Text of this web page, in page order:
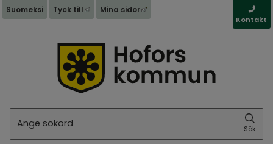
Suomeksi Tyck till Länk till annan webbplats, öppnas i nytt
Mina sidor Länk till annan webbplats,
Kontakt
Sök